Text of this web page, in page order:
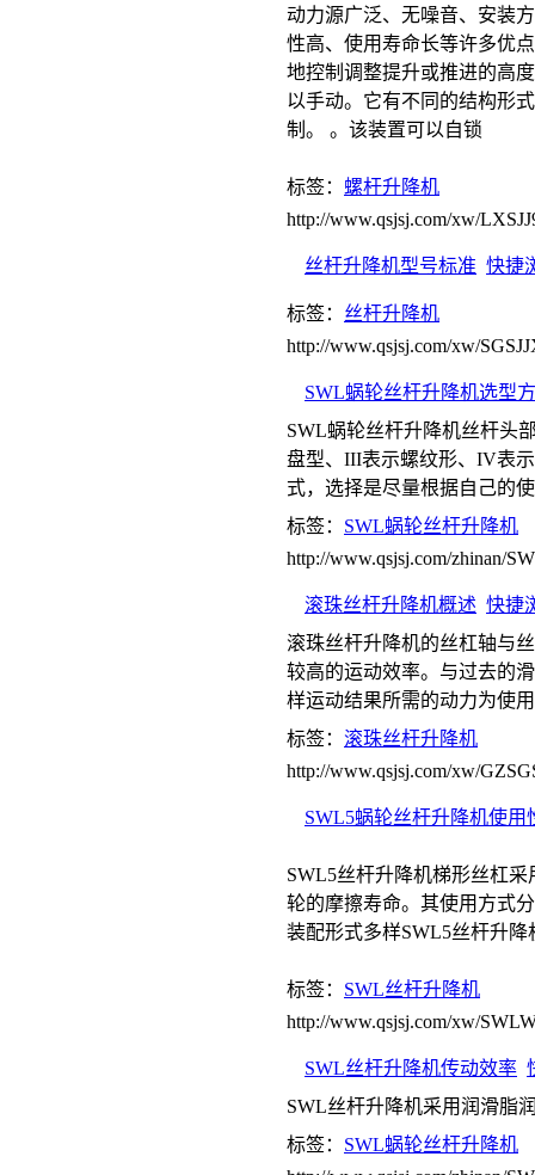
动力源广泛、无噪音、安装
性高、使用寿命长等许多优
地控制调整提升或推进的高
以手动。它有不同的结构形
制。 。该装置可以自锁
标签： 螺杆升降机
http://www.qsjsj.com/xw/
丝杆升降机型号标准 快捷
标签： 丝杆升降机
http://www.qsjsj.com/xw/
SWL蜗轮丝杆升降机选型
SWL蜗轮丝杆升降机丝杆头
盘型、III表示螺纹形、IV表
式，选择是尽量根据自己的
标签： SWL蜗轮丝杆升降机
http://www.qsjsj.com/zhinan/
滚珠丝杆升降机概述 快捷
滚珠丝杆升降机的丝杠轴与
较高的运动效率。与过去的
样运动结果所需的动力为使
标签： 滚珠丝杆升降机
http://www.qsjsj.com/xw/
SWL5蜗轮丝杆升降机使用
SWL5丝杆升降机梯形丝杠
轮的摩擦寿命。其使用方式
装配形式多样SWL5丝杆升
标签： SWL丝杆升降机
http://www.qsjsj.com/xw/
SWL丝杆升降机传动效率
SWL丝杆升降机采用润滑脂
标签： SWL蜗轮丝杆升降机